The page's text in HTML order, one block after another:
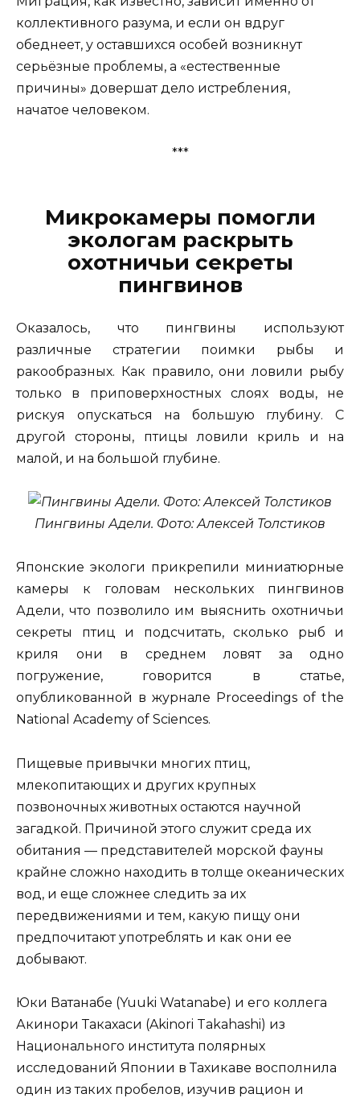
коллективного разума, и если он вдруг
обеднеет, у оставшихся особей возникнут
серьёзные проблемы, а «естественные
причины» довершат дело истребления,
начатое человеком.
***
Микрокамеры помогли
экологам раскрыть
охотничьи секреты
пингвинов
Оказалось, что пингвины используют
различные стратегии поимки рыбы и
ракообразных. Как правило, они ловили рыбу
только в приповерхностных слоях воды, не
рискуя опускаться на большую глубину. С
другой стороны, птицы ловили криль и на
малой, и на большой глубине.
Пингвины Адели. Фото: Алексей Толстиков
Японские экологи прикрепили миниатюрные
камеры к головам нескольких пингвинов
Адели, что позволило им выяснить охотничьи
секреты птиц и подсчитать, сколько рыб и
криля они в среднем ловят за одно
погружение, говорится в статье,
опубликованной в журнале Proceedings of the
National Academy of Sciences.
Пищевые привычки многих птиц,
млекопитающих и других крупных
позвоночных животных остаются научной
загадкой. Причиной этого служит среда их
обитания — представителей морской фауны
крайне сложно находить в толще океанических
вод, и еще сложнее следить за их
передвижениями и тем, какую пищу они
предпочитают употреблять и как они ее
добывают.
Юки Ватанабе (Yuuki Watanabe) и его коллега
Акинори Такахаси (Akinori Takahashi) из
Национального института полярных
исследований Японии в Тахикаве восполнила
один из таких пробелов, изучив рацион и